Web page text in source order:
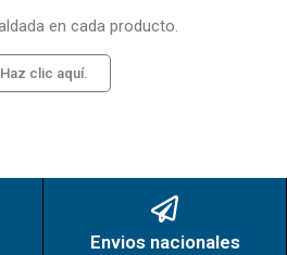
en cada producto.
Haz clic aquí.
Envios nacionales